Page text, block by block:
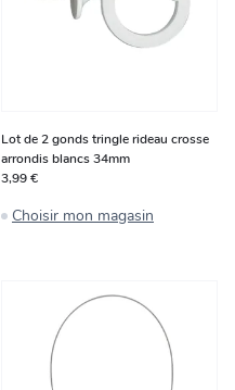
Lot de 2 gonds tringle rideau crosse
arrondis blancs 34mm
3,99 €
Choisir mon magasin